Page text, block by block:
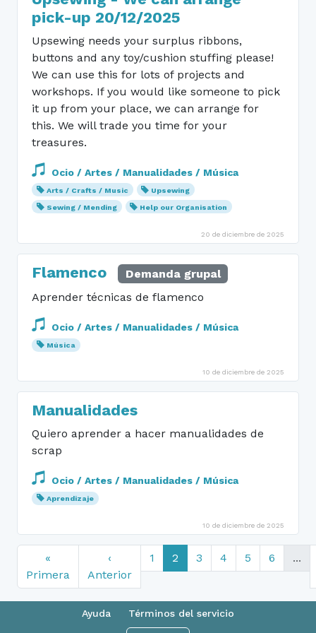
pick-up 20/12/2025
Upsewing needs your surplus ribbons,
buttons and any toy/cushion stuffing please!
We can use this for lots of projects and
workshops. If you would like someone to pick
it up from your place, we can arrange for
this. We will trade you time for your
treasures.
Ocio / Artes / Manualidades / Música
Arts / Crafts / Music
Upsewing
Sewing / Mending
Help our Organisation
20 de diciembre de 2025
Flamenco
Demanda grupal
Aprender técnicas de flamenco
Ocio / Artes / Manualidades / Música
Música
10 de diciembre de 2025
Manualidades
Quiero aprender a hacer manualidades de
scrap
Ocio / Artes / Manualidades / Música
Aprendizaje
10 de diciembre de 2025
«
Primera
‹
Anterior
1 2 3 4 5 6 ...
Ayuda Términos del servicio